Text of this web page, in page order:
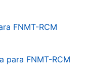
FNMT-RCM
para FNMT-RCM